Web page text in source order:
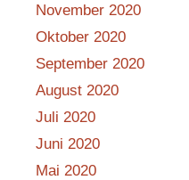
November 2020
Oktober 2020
September 2020
August 2020
Juli 2020
Juni 2020
Mai 2020